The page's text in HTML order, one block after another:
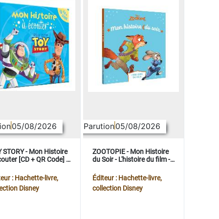
05/08/2026
STORY - Mon Histoire
[CD + QR Code] -
: Hachette-livre,
Disney
Parution05/08/2026
ZOOTOPIE - Mon Histoire
du Soir - L'histoire du film -
Éditeur : Hachette-livre,
collection Disney